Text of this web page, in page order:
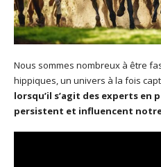
Nous sommes nombreux à être
hippiques, un univers à la fois
lorsqu’il s’agit des experts en
persistent et influencent